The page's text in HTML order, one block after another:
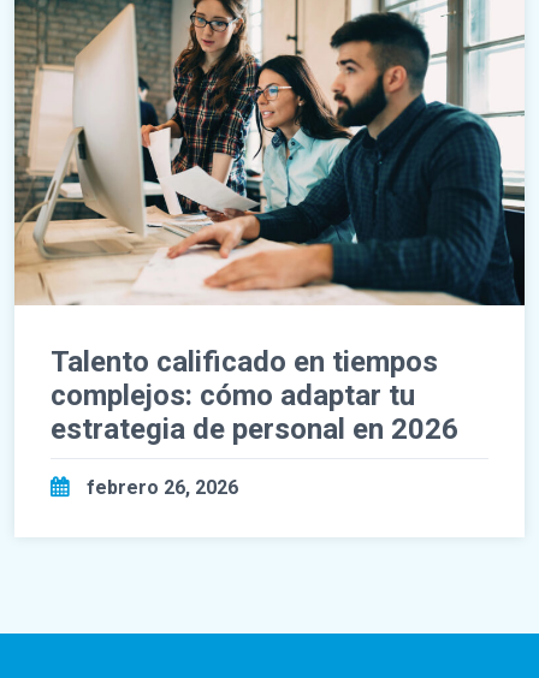
Talento calificado en tiempos
complejos: cómo adaptar tu
estrategia de personal en 2026
febrero 26, 2026